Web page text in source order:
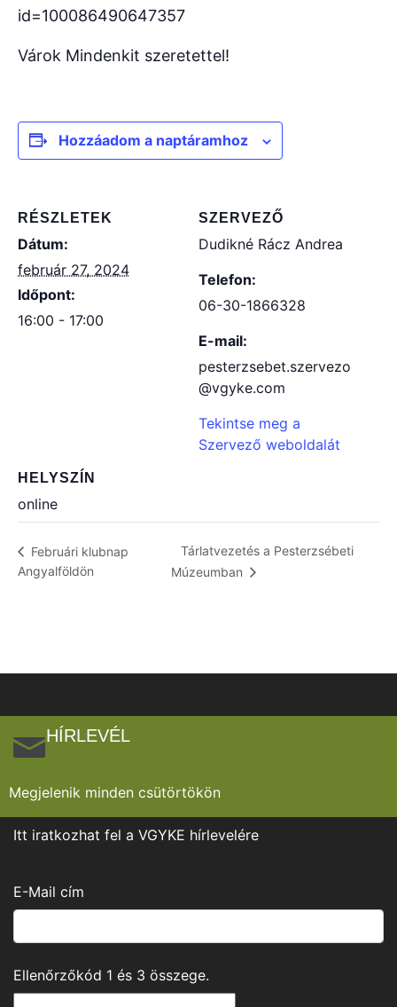
id=100086490647357
Várok Mindenkit szeretettel!
Hozzáadom a naptáramhoz
RÉSZLETEK
Dátum:
február 27, 2024
Időpont:
16:00 - 17:00
HELYSZÍN
online
SZERVEZŐ
Dudikné Rácz Andrea
Telefon:
06-30-1866328
E-mail:
pesterzsebet.szervezo
@vgyke.com
Tekintse meg a
Szervező weboldalát
Februári klubnap
Angyalföldön
Tárlatvezetés a Pesterzsébeti
Múzeumban
HÍRLEVÉL
Megjelenik minden csütörtökön
Itt iratkozhat fel a VGYKE hírlevelére
E-Mail cím
Ellenőrzőkód 1 és 3 összege.